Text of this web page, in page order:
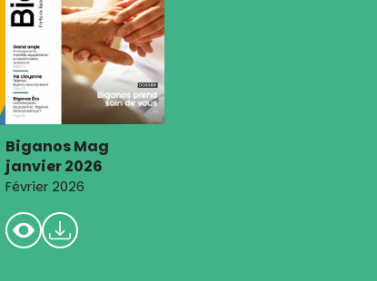
Biganos Mag
janvier 2026
Février 2026